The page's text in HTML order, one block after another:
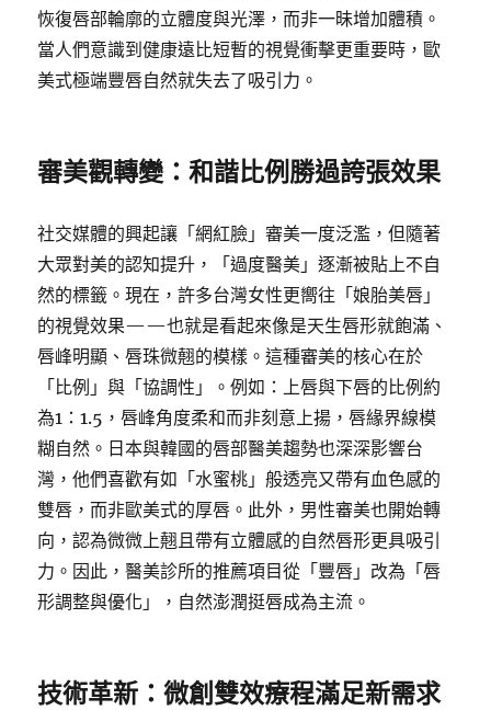
恢復唇部輪廓的立體度與光澤，而非一昧增加體積。
當人們意識到健康遠比短暫的視覺衝擊更重要時，歐
美式極端豐唇自然就失去了吸引力。
審美觀轉變：和諧比例勝過誇張效果
社交媒體的興起讓「網紅臉」審美一度泛濫，但隨著
大眾對美的認知提升，「過度醫美」逐漸被貼上不自
然的標籤。現在，許多台灣女性更嚮往「娘胎美唇」
的視覺效果——也就是看起來像是天生唇形就飽滿、
唇峰明顯、唇珠微翹的模樣。這種審美的核心在於
「比例」與「協調性」。例如：上唇與下唇的比例約
為1：1.5，唇峰角度柔和而非刻意上揚，唇緣界線模
糊自然。日本與韓國的唇部醫美趨勢也深深影響台
灣，他們喜歡有如「水蜜桃」般透亮又帶有血色感的
雙唇，而非歐美式的厚唇。此外，男性審美也開始轉
向，認為微微上翹且帶有立體感的自然唇形更具吸引
力。因此，醫美診所的推薦項目從「豐唇」改為「唇
形調整與優化」，自然澎潤挺唇成為主流。
技術革新：微創雙效療程滿足新需求